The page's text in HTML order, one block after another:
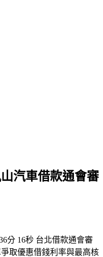
汽車借款通會審
分 16秒 台北借款通會審
取優惠借錢利率與最高核